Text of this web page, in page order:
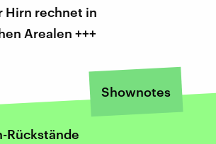
Hirn rechnet in
Arealen +++
Shownotes
Rückstände